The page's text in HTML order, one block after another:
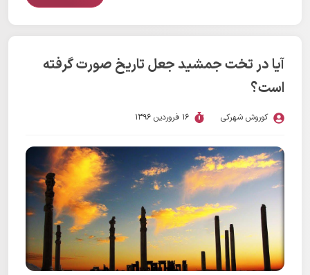
آیا در تخت جمشید جعل تاریخ صورت گرفته
است؟
کوروش شهرکی 16 فروردین 1396